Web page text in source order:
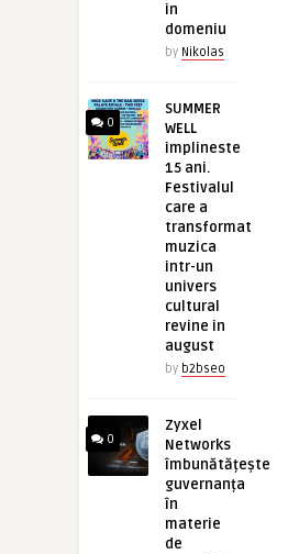
in
domeniu
by Nikolas
0
SUMMER
WELL
implineste
15 ani.
Festivalul
care a
transformat
muzica
intr-un
univers
cultural
revine in
august
by b2bseo
0
Zyxel
Networks
îmbunătățește
guvernanța
în
materie
de